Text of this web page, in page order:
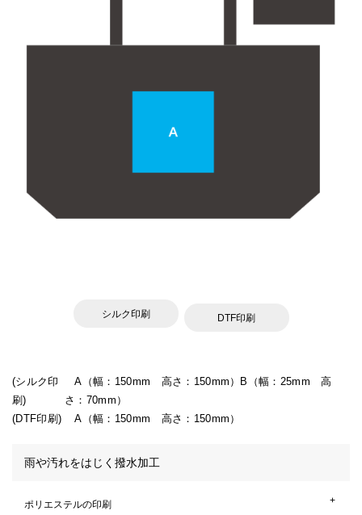
シルク印刷 DTF印刷
(シルク印
刷)
A（幅：150mm 高さ：150mm）B（幅：25mm 高
さ：70mm）
(DTF印刷)
A（幅：150mm 高さ：150mm）
雨や汚れをはじく撥水加工
ポリエステルの印刷